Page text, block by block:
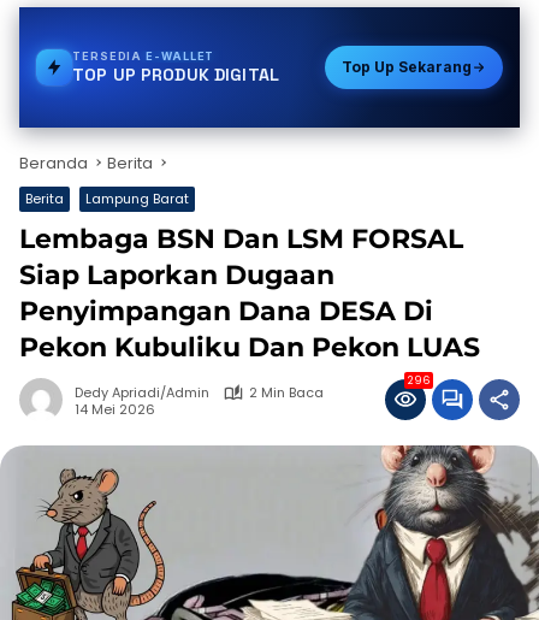
TERSEDIAPDAM
TOP UP PRODUK DIGITAL Top Up Sekarang
Beranda Berita
Berita Lampung Barat
Lembaga BSN Dan LSM FORSAL
Siap Laporkan Dugaan
Penyimpangan Dana DESA Di
Pekon Kubuliku Dan Pekon LUAS
Dedy Apriadi/Admin
2 Min Baca
14 Mei 2026
296